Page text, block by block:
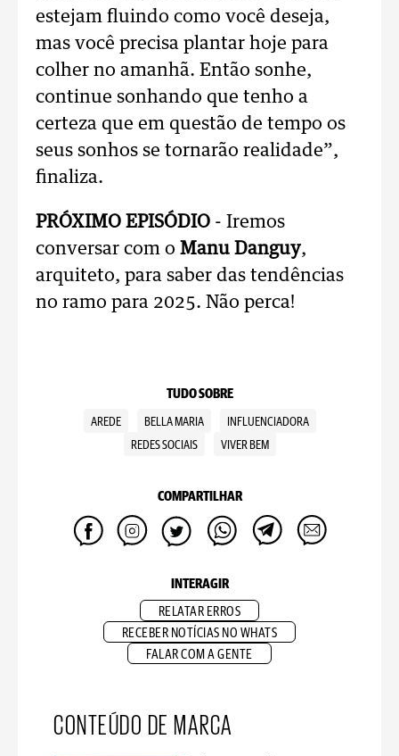
estejam fluindo como você deseja,
mas você precisa plantar hoje para
colher no amanhã. Então sonhe,
continue sonhando que tenho a
certeza que em questão de tempo os
seus sonhos se tornarão realidade”,
finaliza.
PRÓXIMO EPISÓDIO - Iremos
conversar com o Manu Danguy,
arquiteto, para saber das tendências
no ramo para 2025. Não perca!
TUDO SOBRE
AREDE BELLA MARIA
INFLUENCIADORA
REDES SOCIAIS
VIVER BEM
COMPARTILHAR
INTERAGIR
RELATAR ERROS
RECEBER NOTÍCIAS NO WHATS
FALAR COM A GENTE
CONTEÚDO DE MARCA